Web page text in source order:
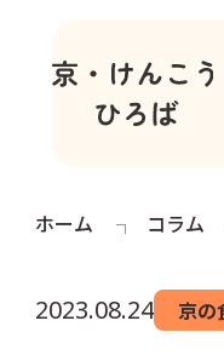
ホーム コラム
2023.08.24 京の